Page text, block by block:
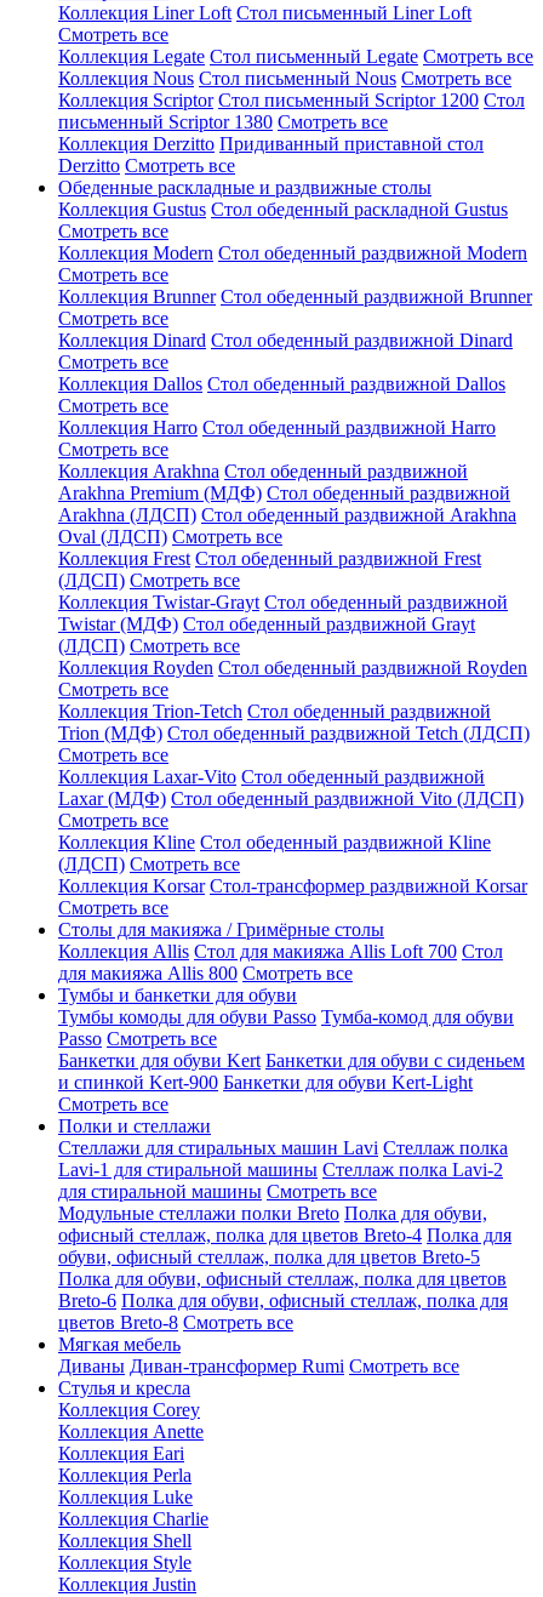
Коллекция Liner Loft Стол письменный Liner Loft
Смотреть все
Коллекция Legate Стол письменный Legate Смотреть все
Коллекция Nous Стол письменный Nous Смотреть все
Коллекция Scriptor Стол письменный Scriptor 1200 Стол
письменный Scriptor 1380 Смотреть все
Коллекция Derzitto Придиванный приставной стол
Derzitto Смотреть все
Обеденные раскладные и раздвижные столы
Коллекция Gustus Стол обеденный раскладной Gustus
Смотреть все
Коллекция Modern Стол обеденный раздвижной Modern
Смотреть все
Коллекция Brunner Стол обеденный раздвижной Brunner
Смотреть все
Коллекция Dinard Стол обеденный раздвижной Dinard
Смотреть все
Коллекция Dallos Стол обеденный раздвижной Dallos
Смотреть все
Коллекция Harro Стол обеденный раздвижной Harro
Смотреть все
Коллекция Arakhna Стол обеденный раздвижной
Arakhna Premium (МДФ) Стол обеденный раздвижной
Arakhna (ЛДСП) Стол обеденный раздвижной Arakhna
Oval (ЛДСП) Смотреть все
Коллекция Frest Стол обеденный раздвижной Frest
(ЛДСП) Смотреть все
Коллекция Twistar-Grayt Стол обеденный раздвижной
Twistar (МДФ) Стол обеденный раздвижной Grayt
(ЛДСП) Смотреть все
Коллекция Royden Стол обеденный раздвижной Royden
Смотреть все
Коллекция Trion-Tetch Стол обеденный раздвижной
Trion (МДФ) Стол обеденный раздвижной Tetch (ЛДСП)
Смотреть все
Коллекция Laxar-Vito Стол обеденный раздвижной
Laxar (МДФ) Стол обеденный раздвижной Vito (ЛДСП)
Смотреть все
Коллекция Kline Стол обеденный раздвижной Kline
(ЛДСП) Смотреть все
Коллекция Korsar Стол-трансформер раздвижной Korsar
Смотреть все
Столы для макияжа / Гримёрные столы
Коллекция Allis Стол для макияжа Allis Loft 700 Стол
для макияжа Allis 800 Смотреть все
Тумбы и банкетки для обуви
Тумбы комоды для обуви Passo Тумба-комод для обуви
Passo Смотреть все
Банкетки для обуви Kert Банкетки для обуви с сиденьем
и спинкой Kert-900 Банкетки для обуви Kert-Light
Смотреть все
Полки и стеллажи
Стеллажи для стиральных машин Lavi Стеллаж полка
Lavi-1 для стиральной машины Стеллаж полка Lavi-2
для стиральной машины Смотреть все
Модульные стеллажи полки Breto Полка для обуви,
офисный стеллаж, полка для цветов Breto-4 Полка для
обуви, офисный стеллаж, полка для цветов Breto-5
Полка для обуви, офисный стеллаж, полка для цветов
Breto-6 Полка для обуви, офисный стеллаж, полка для
цветов Breto-8 Смотреть все
Мягкая мебель
Диваны Диван-трансформер Rumi Смотреть все
Стулья и кресла
Коллекция Corey
Коллекция Anette
Коллекция Eari
Коллекция Perla
Коллекция Luke
Коллекция Charlie
Коллекция Shell
Коллекция Style
Коллекция Justin